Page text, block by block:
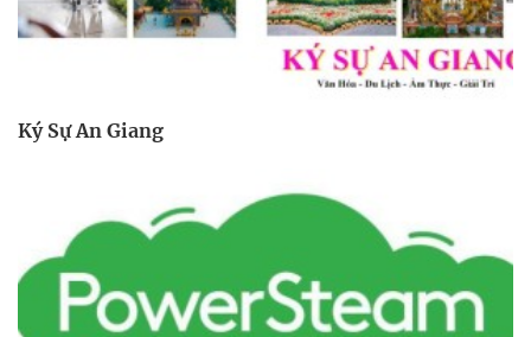
Ký Sự An Giang